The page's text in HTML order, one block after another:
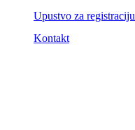
Upustvo za registraciju
Kontakt